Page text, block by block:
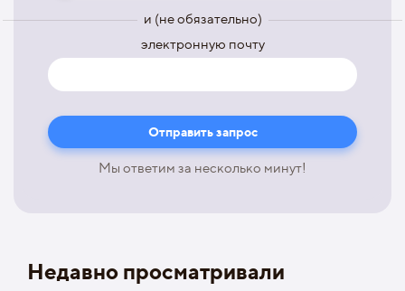
и (не обязательно)
электронную почту
Мы ответим за несколько минут!
Недавно просматривали